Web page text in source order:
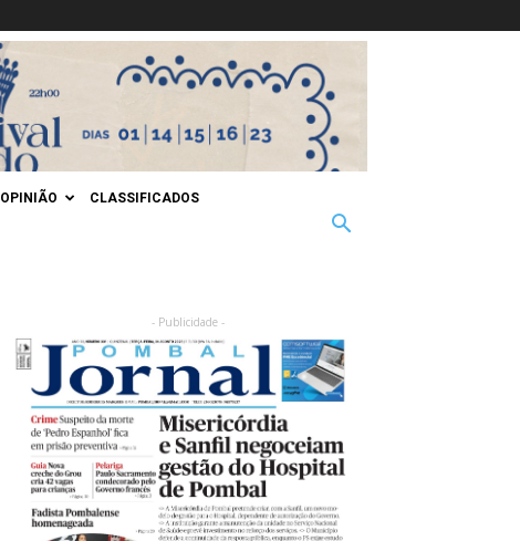
OPINIÃO CLASSIFICADOS
- Publicidade -